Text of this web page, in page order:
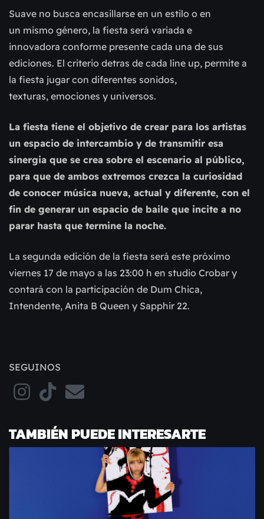
Suave no busca encasillarse en un estilo o en
un mismo género, la fiesta será variada e
innovadora conforme presente cada una de sus
ediciones. El criterio detras de cada line up, permite a
la fiesta jugar con diferentes sonidos,
texturas, emociones y universos.
La fiesta tiene el objetivo de crear para los artistas
un espacio de intercambio y de transmitir esa
sinergia que se crea sobre el escenario al público,
para que de ambos extremos crezca la curiosidad
de conocer música nueva, actual y diferente, con el
fin de generar un espacio de baile que incite a no
parar hasta que termine la noche.
La segunda edición de la fiesta será este próximo
viernes 17 de mayo a las 23:00 h en studio Crobar y
contará con la participación de Dum Chica,
Intendente, Anita B Queen y Sapphir 22.
SEGUINOS
TAMBIÉN PUEDE INTERESARTE